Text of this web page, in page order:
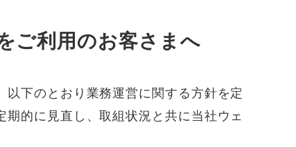
ご利用のお客さまへ
下のとおり業務運営に関する方針を定
的に見直し、取組状況と共に当社ウェ